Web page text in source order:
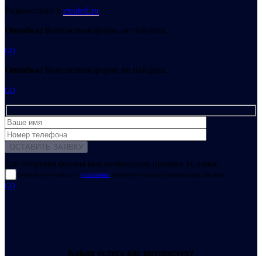
Разработано в exsited.ru
Ошибка: Контактная форма не найдена.
GO
Ошибка: Контактная форма не найдена.
GO
Для отправки формы вам необходимо принять условия:
прочитал и согласен с условиями обработки своих персональных данных
GO
Какая услуга вас интересует?